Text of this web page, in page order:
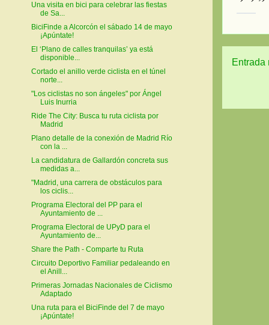
Entrada
Una visita en bici para celebrar las fiestas
de Sa...
BiciFinde a Alcorcón el sábado 14 de mayo
¡Apúntate!
El ‘Plano de calles tranquilas’ ya está
disponible...
Cortado el anillo verde ciclista en el túnel
norte...
"Los ciclistas no son ángeles" por Ángel
Luis Inurria
Ride The City: Busca tu ruta ciclista por
Madrid
Plano detalle de la conexión de Madrid Río
con la ...
La candidatura de Gallardón concreta sus
medidas a...
"Madrid, una carrera de obstáculos para
los ciclis...
Programa Electoral del PP para el
Ayuntamiento de ...
Programa Electoral de UPyD para el
Ayuntamiento de...
Share the Path - Comparte tu Ruta
Circuito Deportivo Familiar pedaleando en
el Anill...
Primeras Jornadas Nacionales de Ciclismo
Adaptado
Una ruta para el BiciFinde del 7 de mayo
¡Apúntate!